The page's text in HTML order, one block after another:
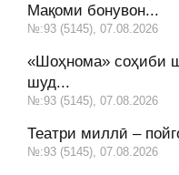
Мақоми бонувон...
№:93 (5145), 07.08.2026
«Шоҳнома» соҳиби
шуд...
№:93 (5145), 07.08.2026
Театри миллӣ –
№:93 (5145), 07.08.2026